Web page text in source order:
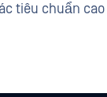
tiêu chuẩn